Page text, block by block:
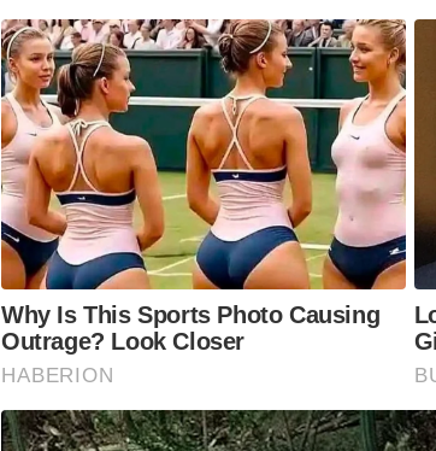
Why Is This Sports Photo Causing
Outrage? Look Closer
HABERION